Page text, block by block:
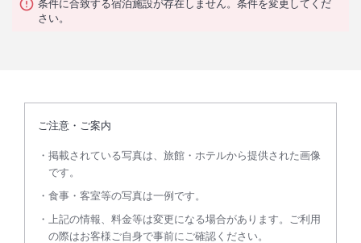
条件に合致する宿泊施設が存在しません。条件を変更してくだ
さい。
ご注意・ご案内
掲載されている写真は、旅館・ホテルから提供された画像
です。
食事・客室等の写真は一例です。
上記の情報、料金等は変更になる場合があります。ご利用
の際はお客様ご自身で事前にご確認ください。